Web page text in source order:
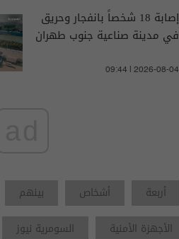
إصابة 18 شخصاً بانفجار وحريق
في مدينة صناعية جنوب طهران
09:44 | 2026-08-04
أربعة أشخاص بينهم
الأجهزة الأمنية السومرية نيوز